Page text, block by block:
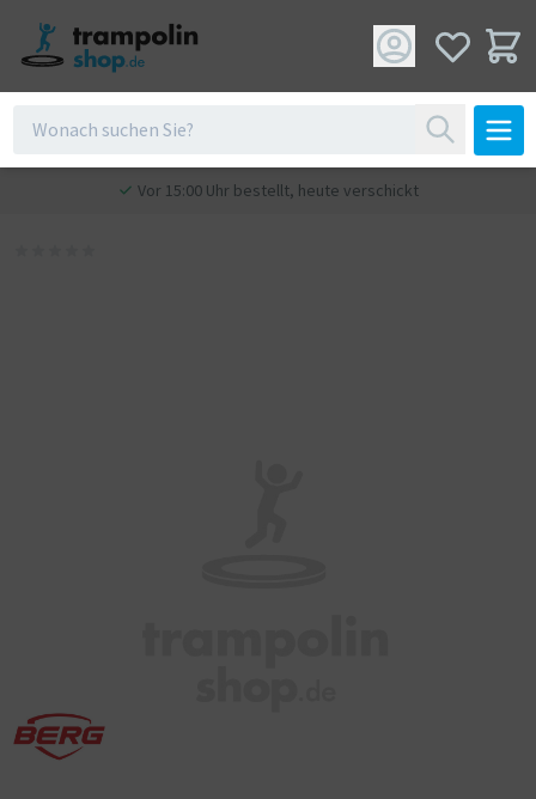
Vor 15:00 Uhr bestellt, heute verschickt